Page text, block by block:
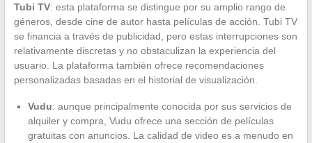
Tubi TV: esta plataforma se distingue por su amplio rango de
géneros, desde cine de autor hasta películas de acción. Tubi TV
se financia a través de publicidad, pero estas interrupciones son
relativamente discretas y no obstaculizan la experiencia del
usuario. La plataforma también ofrece recomendaciones
personalizadas basadas en el historial de visualización.
Vudu: aunque principalmente conocida por sus servicios de
alquiler y compra, Vudu ofrece una sección de películas
gratuitas con anuncios. La calidad de video es a menudo en